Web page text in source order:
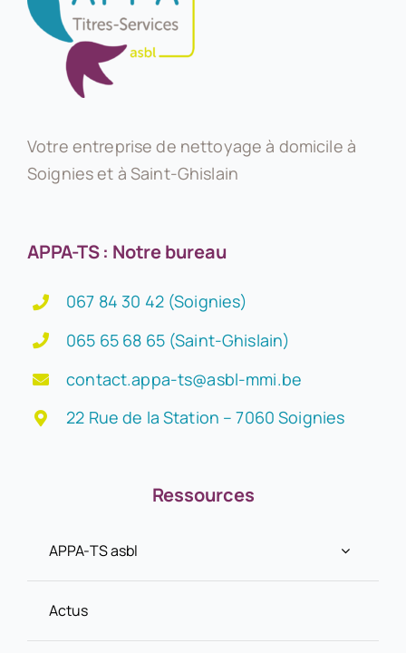
Votre entreprise de nettoyage à domicile à
Soignies et à Saint-Ghislain
APPA-TS : Notre bureau
067 84 30 42 (Soignies)
065 65 68 65 (Saint-Ghislain)
contact.appa-ts@asbl-mmi.be
22 Rue de la Station – 7060 Soignies
Ressources
APPA-TS asbl
Actus